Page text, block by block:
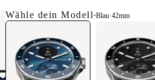
Wähle dein Modell•Blau·42mm